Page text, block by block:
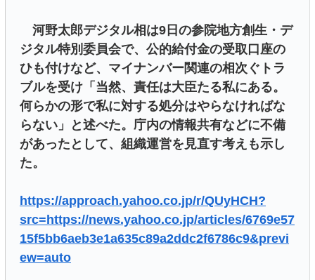
河野太郎デジタル相は9日の参院地方創生・デ
ジタル特別委員会で、公的給付金の受取口座の
ひも付けなど、マイナンバー関連の相次ぐトラ
ブルを受け「当然、責任は大臣たる私にある。
何らかの形で私に対する処分はやらなければな
らない」と述べた。庁内の情報共有などに不備
があったとして、組織運営を見直す考えも示し
た。
https://approach.yahoo.co.jp/r/QUyHCH?
src=https://news.yahoo.co.jp/articles/6769e57
15f5bb6aeb3e1a635c89a2ddc2f6786c9&previ
ew=auto